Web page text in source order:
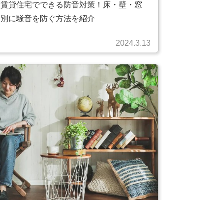
賃貸住宅でできる防音対策！床・壁・窓
別に騒音を防ぐ方法を紹介
2024.3.13